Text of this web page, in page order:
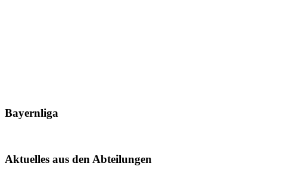
Bayernliga
Aktuelles aus den Abteilungen